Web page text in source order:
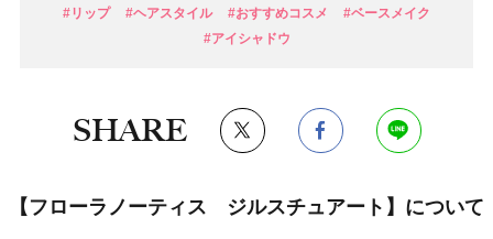
#リップ #ヘアスタイル #おすすめコスメ
#ベースメイク
#アイシャドウ
SHARE
【フローラノーティス ジルスチュアート】について